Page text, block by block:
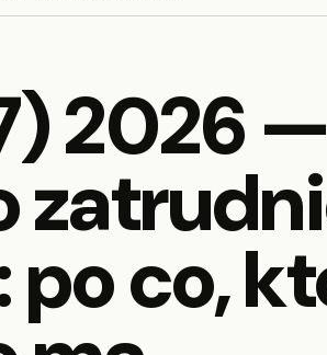
2026 —
co,